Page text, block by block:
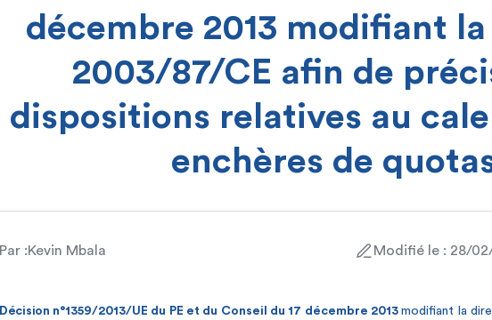
décembre 2013 modifiant
2003/87/CE afin de
dispositions relatives au
enchères de
Par :Kevin Mbala Modifié le : 28/
Décision n°1359/2013/UE du PE et du Conseil du 17 décembre 2013modifiant la